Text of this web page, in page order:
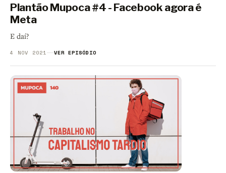
Plantão Mupoca #4 - Facebook agora é
Meta
E daí?
4 NOV 2021 VER EPISÓDIO